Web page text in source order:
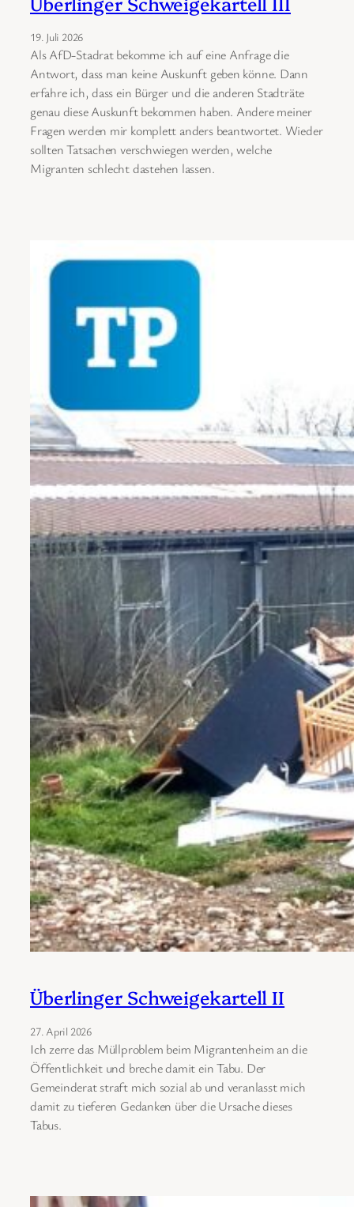
19. Juli 2026
Als AfD-Stadrat bekomme ich auf eine Anfrage die
Antwort, dass man keine Auskunft geben könne. Dann
erfahre ich, dass ein Bürger und die anderen Stadträte
genau diese Auskunft bekommen haben. Andere meiner
Fragen werden mir komplett anders beantwortet. Wieder
sollten Tatsachen verschwiegen werden, welche
Migranten schlecht dastehen lassen.
Überlinger Schweigekartell II
27. April 2026
Ich zerre das Müllproblem beim Migrantenheim an die
Öffentlichkeit und breche damit ein Tabu. Der
Gemeinderat straft mich sozial ab und veranlasst mich
damit zu tieferen Gedanken über die Ursache dieses
Tabus.